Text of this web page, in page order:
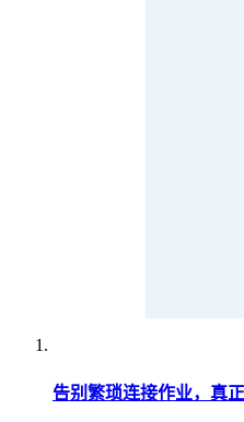
告别繁琐连接作业，真